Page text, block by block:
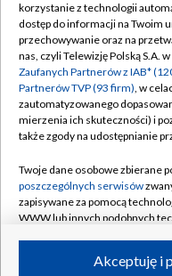
Abonament TVP
Emisja w TVP
Centrum informacji
Naziemna Telewizja
Rada Programowa
System NOS
Informacje o nadawcy
Program dla prasy
korzystanie z technologii
dostęp do informacji na Twoim
przechowywanie oraz na
nas, czyli Telewizję Polską S.A.
Zaufanych Partnerów z IAB*
Partnerów TVP (93 firm), w
zautomatyzowanego
mierzenia ich skuteczności) i
także zgody na udostępnianie
Twoje dane osobowe zbierane
poszczególnych serwisów
zapisywane za pomocą
WWW lub innych podobnych
ruchu w Internecie.Akceptuję i